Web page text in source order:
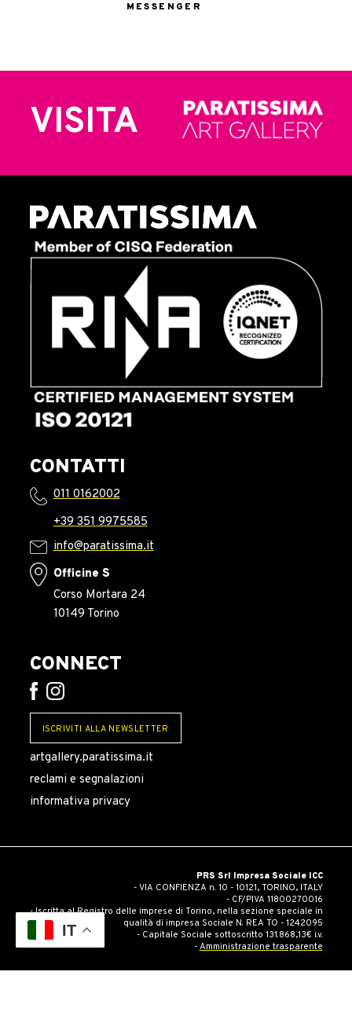
MESSENGER
VISITA
CONTATTI
011 0162002
+39 351 9975585
info@paratissima.it
Officine S
Corso Mortara 24
10149 Torino
CONNECT
ISCRIVITI ALLA NEWSLETTER
artgallery.paratissima.it
reclami e segnalazioni
informativa privacy
PRS Srl Impresa Sociale ICC
- VIA CONFIENZA n. 10 - 10121, TORINO, ITALY
- CF/PIVA 11800270016
- Iscritta al Registro delle imprese di Torino, nella sezione speciale in
qualità di impresa Sociale N. REA TO - 1242095
- Capitale Sociale sottoscritto 131.868,13€ i.v.
- Amministrazione trasparente
IT